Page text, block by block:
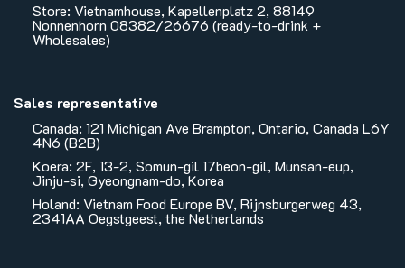
Store: Vietnamhouse, Kapellenplatz 2, 88149
Nonnenhorn 08382/26676 (ready-to-drink +
Wholesales)
Sales representative
Canada: 121 Michigan Ave Brampton, Ontario, Canada L6Y
4N6 (B2B)
Koera: 2F, 13-2, Somun-gil 17beon-gil, Munsan-eup,
Jinju-si, Gyeongnam-do, Korea
Holand: Vietnam Food Europe BV, Rijnsburgerweg 43,
2341AA Oegstgeest, the Netherlands